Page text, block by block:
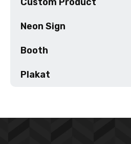
Neon Sign
Booth
Plakat